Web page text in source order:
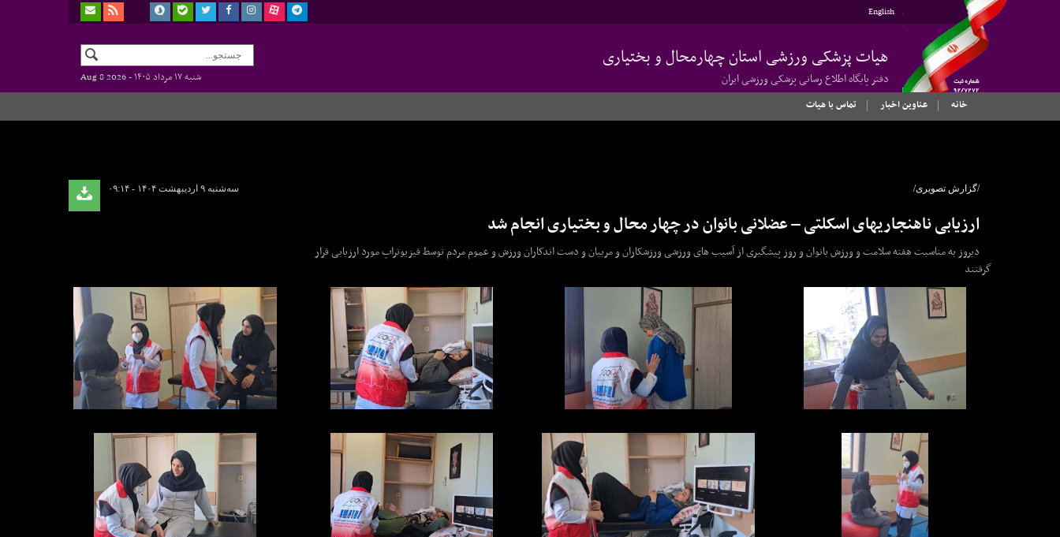
English
هیات پزشکی ورزشی استان چهارمحال و بختیاری
دفتر پایگاه اطلاع رسانی پزشکی ورزشی ایران شنبه ۱۷ مرداد ۱۴۰۵ -
Aug 8 2026
خانه
عناوین اخبار تماس با هیات
سه‌شنبه ۹ اردیبهشت ۱۴۰۴ - ۰۹:۱۴ /گزارش تصویری/
ارزیابی ناهنجاریهای اسکلتی – عضلانی بانوان در چهار محال و بختیاری انجام شد
دیروز به مناسبت هفته سلامت و ورزش بانوان و روز پیشگیری از آسیب های ورزشی ورزشکاران و مربیان و دست اندکاران ورزش و عموم مردم توسط فیزیوتراپ مورد ارزیابی قرار
گرفتند